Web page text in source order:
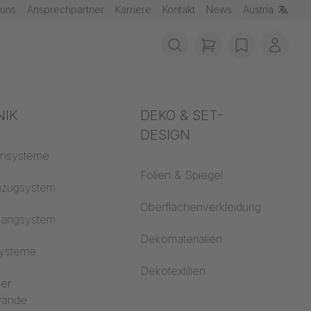
Ansprechpartner Karriere Kontakt News Austria
Akustik
DEKO & SET-
DESIGN
Folien & Spiegel
Oberflächenverkleidung
Dekomaterialien
Dekotextilien
items in cart,
wishlistMein
jederzeit
und